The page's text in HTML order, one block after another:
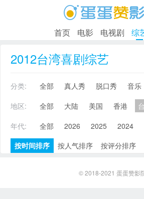
首页 电影 电视剧 综
2012台湾喜剧综艺
分类: 全部 真人秀 脱口秀 音乐
地区:
全部 大陆 美国 香港
年代:
全部 2026 2025 2024
按时间排序
按人气排序 按评分排序
© 2018-2021 蛋蛋赞影